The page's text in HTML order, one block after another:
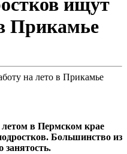
Прикамье
летом в Пермском крае
Большинство из
занятость.